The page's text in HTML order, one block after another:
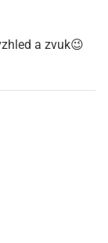
a zvuk😉